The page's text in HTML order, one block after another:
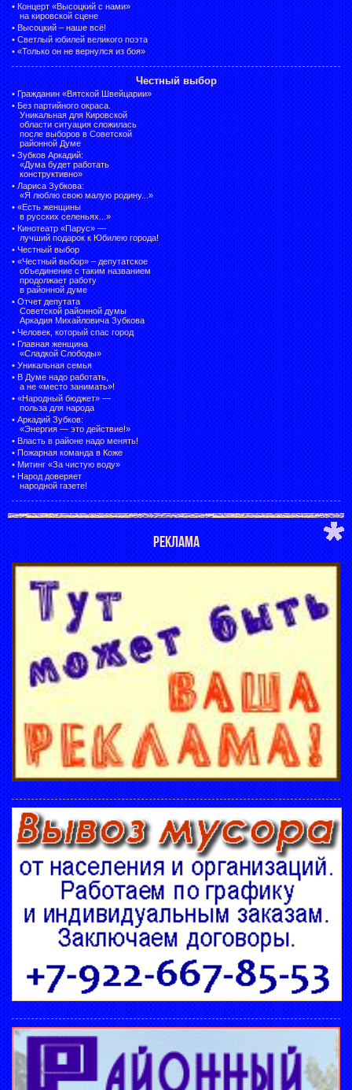
• Концерт «Высоцкий с нами»
на кировской сцене
• Высоцкий – наше всё!
• Светлый юбилей великого поэта
• «Только он не вернулся из боя»
Честный выбор
• Гражданин «Вятской Швейцарии»
• Без партийного окраса.
Уникальная для Кировской
области ситуация сложилась
после выборов в Советской
районной Думе
• Зубков Аркадий:
«Дума будет работать
конструктивно»
• Лариса Зубкова:
«Я люблю свою малую родину...»
• «Есть женщины
в русских селеньях...»
• Кинотеатр «Парус» —
лучший подарок к Юбилею города!
• Честный выбор
• «Честный выбор» – депутатское
объединение с таким названием
продолжает работу
в районной думе
• Отчет депутата
Советской районной думы
Аркадия Михайловича Зубкова
• Человек, который спас город
• Главная женщина
«Сладкой Слободы»
• Уникальная семья
• В Думе надо работать,
а не «место занимать»!
• «Народный бюджет» —
польза для народа
• Аркадий Зубков:
«Энергия — это действие!»
• Власть в районе надо менять!
• Пожарная команда в Коже
• Митинг «За чистую воду»
• Народ доверяет
народной газете!
РЕКЛАМА